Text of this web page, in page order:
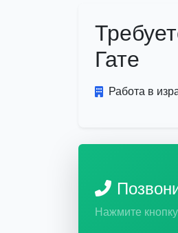
Гате
Работа в
Нажмите